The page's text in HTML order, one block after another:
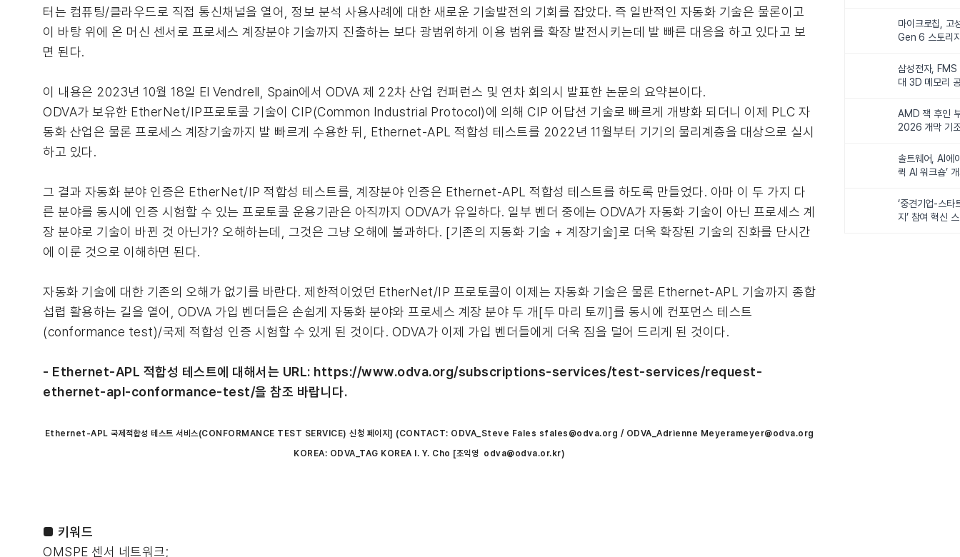
터는 컴퓨팅/클라우드로 직접 통신채널을 열어, 정보 분석 사용사례에 대한 새로운 기술발전의 기회를 잡았다. 즉 일반적인 자동화 기술은 물론이고
이 바탕 위에 온 머신 센서로 프로세스 계장분야 기술까지 진출하는 보다 광범위하게 이용 범위를 확장 발전시키는데 발 빠른 대응을 하고 있다고 보
면 된다.
이 내용은 2023년 10월 18일 El Vendrell, Spain에서 ODVA 제 22차 산업 컨퍼런스 및 연차 회의시 발표한 논문의 요약본이다.
ODVA가 보유한 EtherNet/IP프로토콜 기술이 CIP(Common Industrial Protocol)에 의해 CIP 어답션 기술로 빠르게 개방화 되더니 이제 PLC 자
동화 산업은 물론 프로세스 계장기술까지 발 빠르게 수용한 뒤, Ethernet-APL 적합성 테스트를 2022년 11월부터 기기의 물리계층을 대상으로 실시
하고 있다.
그 결과 자동화 분야 인증은 EtherNet/IP 적합성 테스트를, 계장분야 인증은 Ethernet-APL 적합성 테스트를 하도록 만들었다. 아마 이 두 가지 다
른 분야를 동시에 인증 시험할 수 있는 프로토콜 운용기관은 아직까지 ODVA가 유일하다. 일부 벤더 중에는 ODVA가 자동화 기술이 아닌 프로세스 계
장 분야로 기술이 바뀐 것 아닌가? 오해하는데, 그것은 그냥 오해에 불과하다. [기존의 지동화 기술 + 계장기술]로 더욱 확장된 기술의 진화를 단시간
에 이룬 것으로 이해하면 된다.
자동화 기술에 대한 기존의 오해가 없기를 바란다. 제한적이었던 EtherNet/IP 프로토콜이 이제는 자동화 기술은 물론 Ethernet-APL 기술까지 종합
섭렵 활용하는 길을 열어, ODVA 가입 벤더들은 손쉽게 자동화 분야와 프로세스 계장 분야 두 개[두 마리 토끼]를 동시에 컨포먼스 테스트
(conformance test)/국제 적합성 인증 시험할 수 있게 된 것이다. ODVA가 이제 가입 벤더들에게 더욱 짐을 덜어 드리게 된 것이다.
- Ethernet-APL 적합성 테스트에 대해서는 URL: https://www.odva.org/subscriptions-services/test-services/request-
ethernet-apl-conformance-test/을 참조 바랍니다.
Ethernet-APL 국제적합성 테스트 서비스(CONFORMANCE TEST SERVICE) 신청 페이지] (CONTACT: ODVA_Steve Fales sfales@odva.org / ODVA_Adrienne Meyerameyer@odva.org
KOREA: ODVA_TAG KOREA I. Y. Cho [조익영 odva@odva.or.kr)
■ 키워드
OMSPE 센서 네트워크;
마이크로칩, 고
Gen 6 스토리
삼성전자,
대 3D 메모리
AMD 잭 후인
2026 개막 기
솔트웨어, AI에
퀵 AI 워크숍’
‘중견기업-스타
지’ 참여 혁신